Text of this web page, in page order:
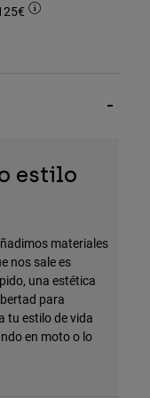
estilo
materiales
nos sale es
una estética
para
tu estilo de vida
en moto o lo